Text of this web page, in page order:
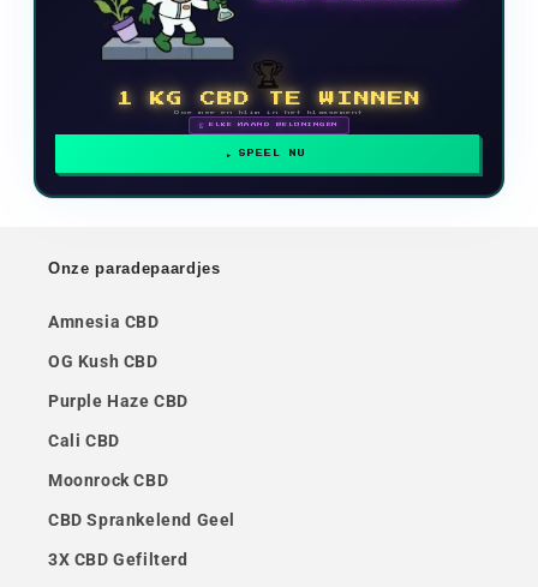
🏆
1 KG CBD TE WINNEN
Doe mee en klim in het klassement
🗓 ELKE MAAND BELONINGEN
SPEEL NU
Onze paradepaardjes
Amnesia CBD
OG Kush CBD
Purple Haze CBD
Cali CBD
Moonrock CBD
CBD Sprankelend Geel
3X CBD Gefilterd